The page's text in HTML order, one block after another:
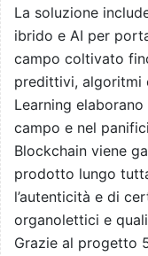
La soluzione
ibrido e AI per
campo coltivato
predittivi, algoritmi
Learning
campo e nel
Blockchain viene
prodotto lungo
l’autenticità e di
organolettici e
Grazie al progetto